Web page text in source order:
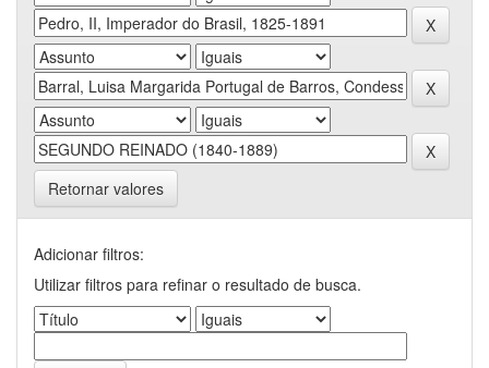
Retornar valores
Adicionar filtros:
Utilizar filtros para refinar o resultado de busca.